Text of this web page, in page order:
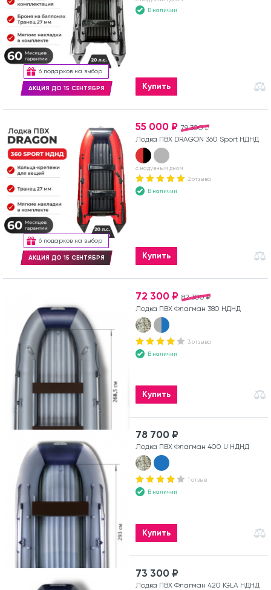
6 подарков на выбор
АКЦИЯ ДО 15 СЕНТЯБРЯ
В наличии
Купить
6 подарков на выбор
АКЦИЯ ДО 15 СЕНТЯБРЯ
79 300 ₽
55 000 ₽
Лодка ПВХ DRAGON 360 Sport НДНД
с надувным дном
2 отзыва
В наличии
Купить
82 300 ₽
72 300 ₽
Лодка ПВХ Флагман 380 НДНД
3 отзыва
В наличии
Купить
78 700 ₽
Лодка ПВХ Флагман 400 U НДНД
1 отзыв
В наличии
Купить
73 300 ₽
Лодка ПВХ Флагман 420 IGLA НДНД